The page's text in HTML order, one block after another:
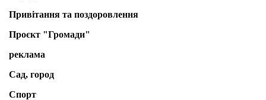
Привітання та поздоровлення
Проєкт "Громади"
реклама
Сад, город
Спорт